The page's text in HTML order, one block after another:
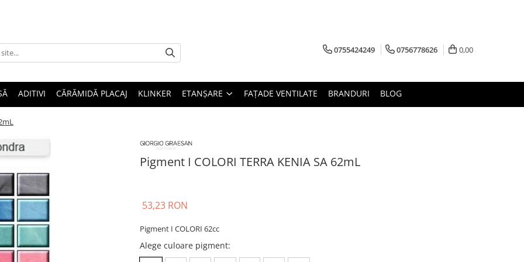
0755424249 0756778626 0,00
ADITIVI CĂRĂMIDĂ PLACAJ KLINKER ETANȘARE FAȚADE VENTILATE BRANDURI BLOG
Pigment I COLORI TERRA KENIA SA 62mL
53,23 RON
Pigment I COLORI 62cc
Alege culoare pigment: